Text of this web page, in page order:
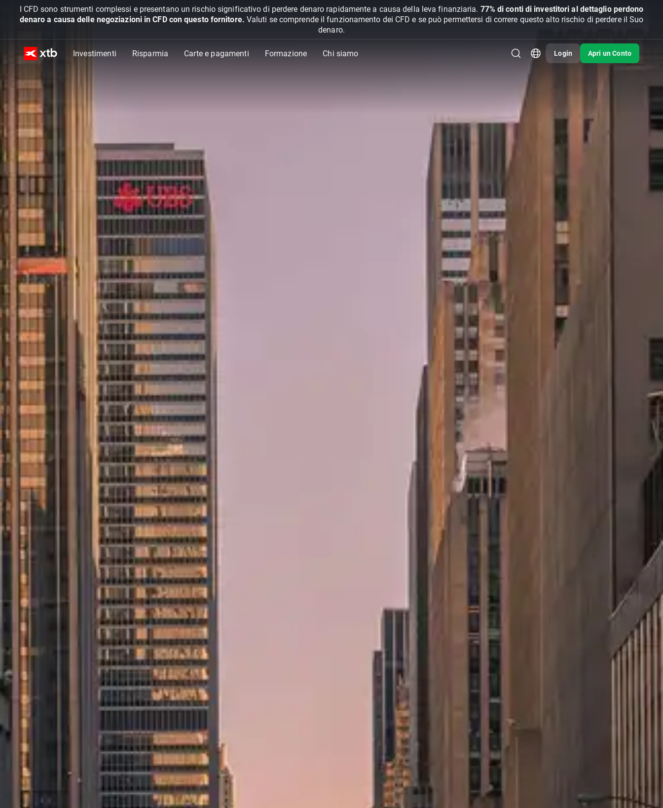
I CFD sono strumenti complessi e presentano un rischio significativo di perdere denaro rapidamente a causa della leva finanziaria. 77% di conti di investitori al dettaglio perdono
denaro a causa delle negoziazioni in CFD con questo fornitore. Valuti se comprende il funzionamento dei CFD e se può permettersi di correre questo alto rischio di perdere il Suo
denaro.
Investimenti Risparmia Carte e pagamenti Formazione Chi siamo Login Apri un Conto